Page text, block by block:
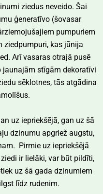
ziedus neveido. Šai
ģeneratīvo (šovasar
pumpuriem
kas jūnija
Arī vasaras otrajā pusē
jaunajām stīgām dekoratīvi
sēklotnes, tās atgādina
uz iepriekšējā, gan uz šā
dzinumu apgriež augstu,
Pirmie uz iepriekšējā
ir lielāki, var būt pildīti,
uz šā gada dzinumiem
līdz rudenim.